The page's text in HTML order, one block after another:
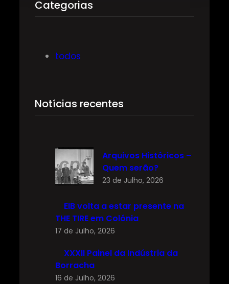
u
Categorias
todos
Notícias recentes
Arquivos Históricos –
Quem serão?
23 de Julho, 2026
EIB volta a estar presente na
THE TIRE em Colónia
17 de Julho, 2026
XXXII Painel da Indústria da
Borracha
16 de Julho, 2026